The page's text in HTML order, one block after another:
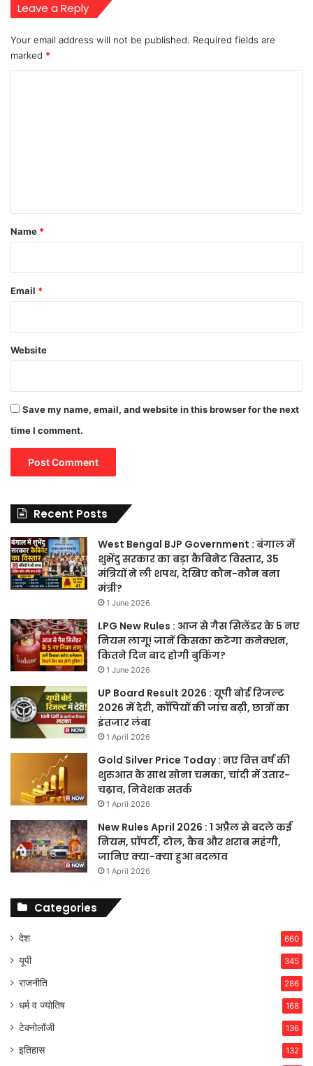
Leave a Reply
Your email address will not be published. Required fields are
marked *
*
Name *
Email *
Website
Save my name, email, and website in this browser for the next
time I comment.
Recent Posts
West Bengal BJP Government : बंगाल में
शुभेंदु सरकार का बड़ा कैबिनेट विस्तार, 35
मंत्रियों ने ली शपथ, देखिए कौन-कौन बना
मंत्री?
1 June 2026
LPG New Rules : आज से गैस सिलेंडर के 5 नए
नियम लागू! जानें किसका कटेगा कनेक्शन,
कितने दिन बाद होगी बुकिंग?
1 June 2026
UP Board Result 2026 : यूपी बोर्ड रिजल्ट
2026 में देरी, कॉपियों की जांच बढ़ी, छात्रों का
इंतजार लंबा
1 April 2026
Gold Silver Price Today : नए वित्त वर्ष की
शुरुआत के साथ सोना चमका, चांदी में उतार-
चढ़ाव, निवेशक सतर्क
1 April 2026
New Rules April 2026 : 1 अप्रैल से बदले कई
नियम, प्रॉपर्टी, टोल, कैब और शराब महंगी,
जानिए क्या-क्या हुआ बदलाव
1 April 2026
Categories
देश 660
यूपी 345
राजनीति 286
धर्म व ज्योतिष 168
टेक्नोलॉजी 136
इतिहास 132